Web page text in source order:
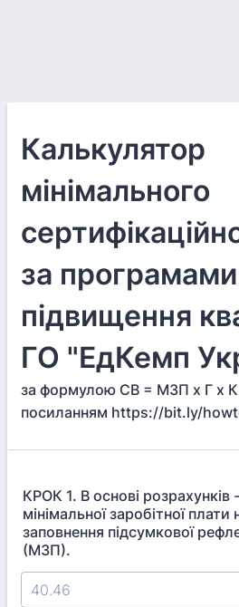
Калькулятор
мінімального
за програмами
підвищення
ГО "ЕдКемп
за формулою СВ = МЗП х Г х
посиланням https://bit.ly/
КРОК 1. В основі розрахунків
мінімальної заробітної
заповнення підсумкової
(МЗП).